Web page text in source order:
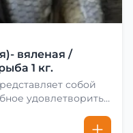
вяленая /
1 кг.
собой
удовлетворить
хорошо солят.